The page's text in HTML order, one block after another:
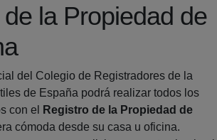
la Propiedad de
del Colegio de Registradores de la
de España podrá realizar todos los
con el
Registro de la Propiedad de
cómoda desde su casa u oficina.